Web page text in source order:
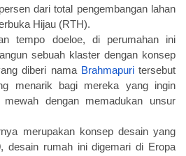
dari total pengembangan lahan
Hijau (RTH).
tempo doeloe, di perumahan ini
sebuah klaster dengan konsep
diberi namaBrahmapuri tersebut
menarik bagi mereka yang ingin
dengan memadukan unsur
merupakan konsep desain yang
desain rumah ini digemari di Eropa